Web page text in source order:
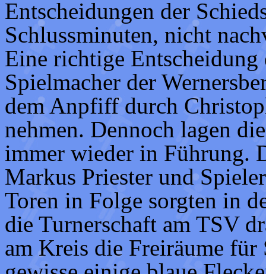
Entscheidungen der
Schlussminuten, nicht
Eine richtige
Spielmacher der
dem Anpfiff durch
nehmen. Dennoch lagen
immer wieder in Führung.
Markus Priester und
Toren in Folge sorgten in
die Turnerschaft am TSV
am Kreis die Freiräume für